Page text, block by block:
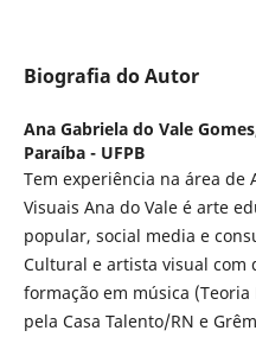
Biografia do Autor
Ana Gabriela do Vale
Paraíba - UFPB
Tem experiência na área de
Visuais Ana do Vale é arte
popular, social media e
Cultural e artista visual com
formação em música
pela Casa Talento/RN e